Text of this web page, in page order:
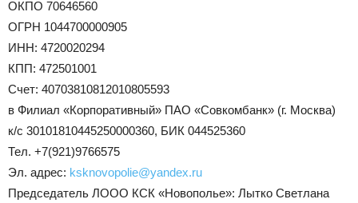
ОКПО 70646560
ОГРН 1044700000905
ИНН: 4720020294
КПП: 472501001
Счет: 40703810812010805593
в Филиал «Корпоративный» ПАО «Совкомбанк» (г. Москва)
к/с 30101810445250000360, БИК 044525360
Тел. +7(921)9766575
Эл. адрес: ksknovopolie@yandex.ru
Председатель ЛООО КСК «Новополье»: Лытко Светлана